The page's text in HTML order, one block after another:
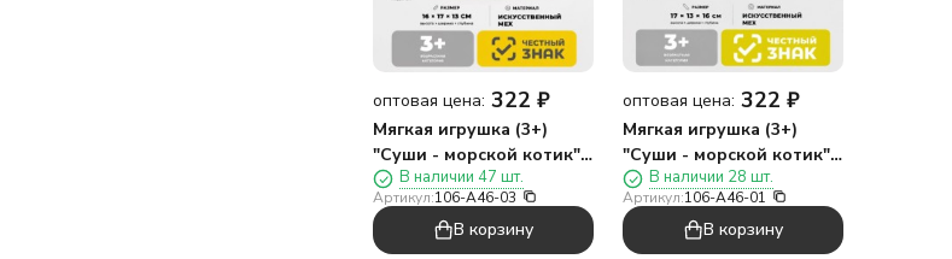
оптовая цена: 322 ₽
Мягкая игрушка (3+)
"Суши - морской котик",
оранжевая, 17 см
В наличии 47 шт.
Артикул:106-A46-03
В корзину
оптовая цена: 322 ₽
Мягкая игрушка (3+)
"Суши - морской котик",
розовая, 17 см
В наличии 28 шт.
Артикул:106-A46-01
В корзину